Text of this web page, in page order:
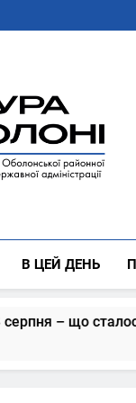
В ЦЕЙ ДЕНЬ
В цей день: